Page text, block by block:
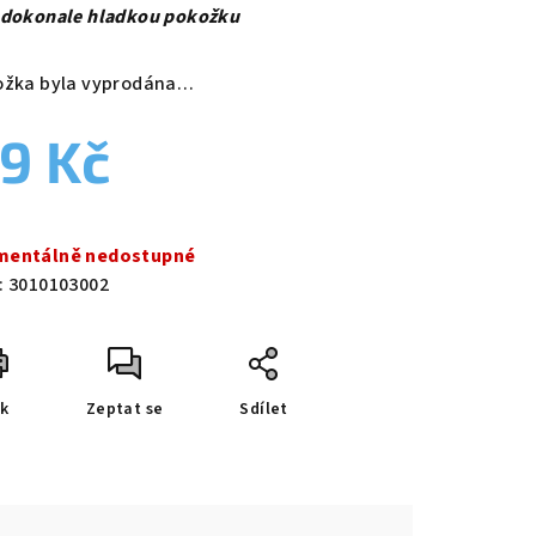
hladkou pokožku
byla vyprodána…
Kč
nedostupné
3010103002
Zeptat se Sdílet